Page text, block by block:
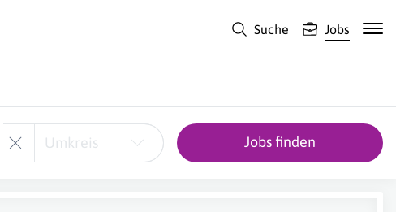
Suche Jobs
Umkreis Jobs finden